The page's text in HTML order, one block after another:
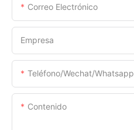
Correo Electrónico
Empresa
Teléfono/Wechat/Whatsapp
Contenido